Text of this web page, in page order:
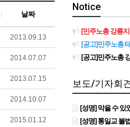
날짜
2013.09.13
2014.07.07
2013.07.15
2014.10.07
2015.01.12
Notice
[민주노총 강릉지
[공고]민주노총
[공고]민주노총
보도/기자회
[성명] 막을 수 있었던 죽음,
[성명] 통일교 불